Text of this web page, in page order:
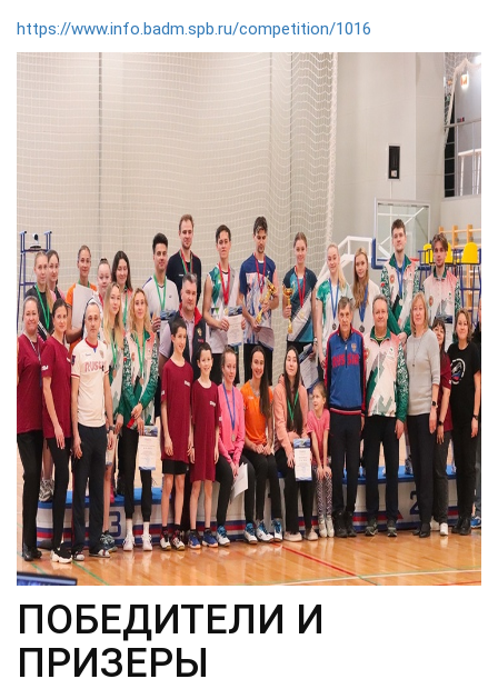
https://www.info.badm.spb.ru/competition/1016
ПОБЕДИТЕЛИ И
ПРИЗЕРЫ